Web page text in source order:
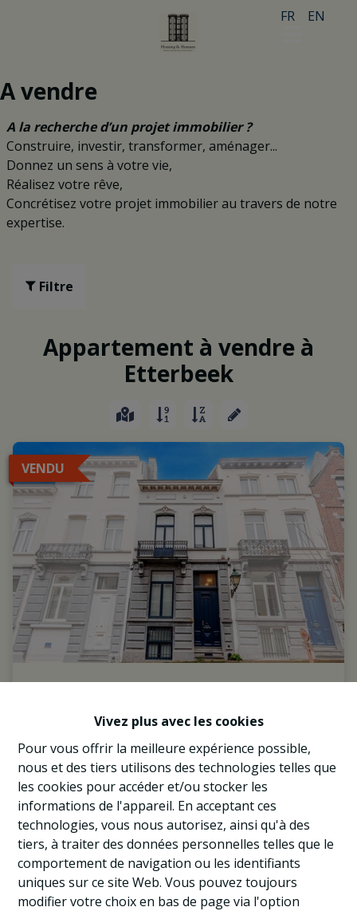
Vivez plus avec les cookies
Pour vous offrir la meilleure expérience possible,
nous et des tiers utilisons des technologies telles que
les cookies pour accéder et/ou stocker les
informations de l'appareil. En acceptant ces
technologies, vous nous autorisez, ainsi qu'à des
tiers, à traiter des données personnelles telles que le
comportement de navigation ou les identifiants
uniques sur ce site Web. Vous pouvez toujours
modifier votre choix en bas de page via l'option
FR EN
A vendre
A la recherche d’un projet immobilier ?
Construire, investir, transformer, aménager...
Donnez un sens à votre vie,
Réalisez votre rêve,
Concrétisez votre projet immobilier au travers de notre
expertise.
Filtre
Appartement à vendre à
Etterbeek
VENDU
4 2 200 m²